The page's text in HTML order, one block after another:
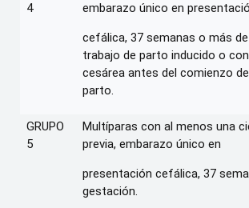
4
embarazo único en
cefálica, 37 semanas o más
trabajo de parto inducido o
cesárea antes del comienzo
parto.
GRUPO
5
Multíparas con al menos una
previa, embarazo único en
presentación cefálica, 37
gestación.